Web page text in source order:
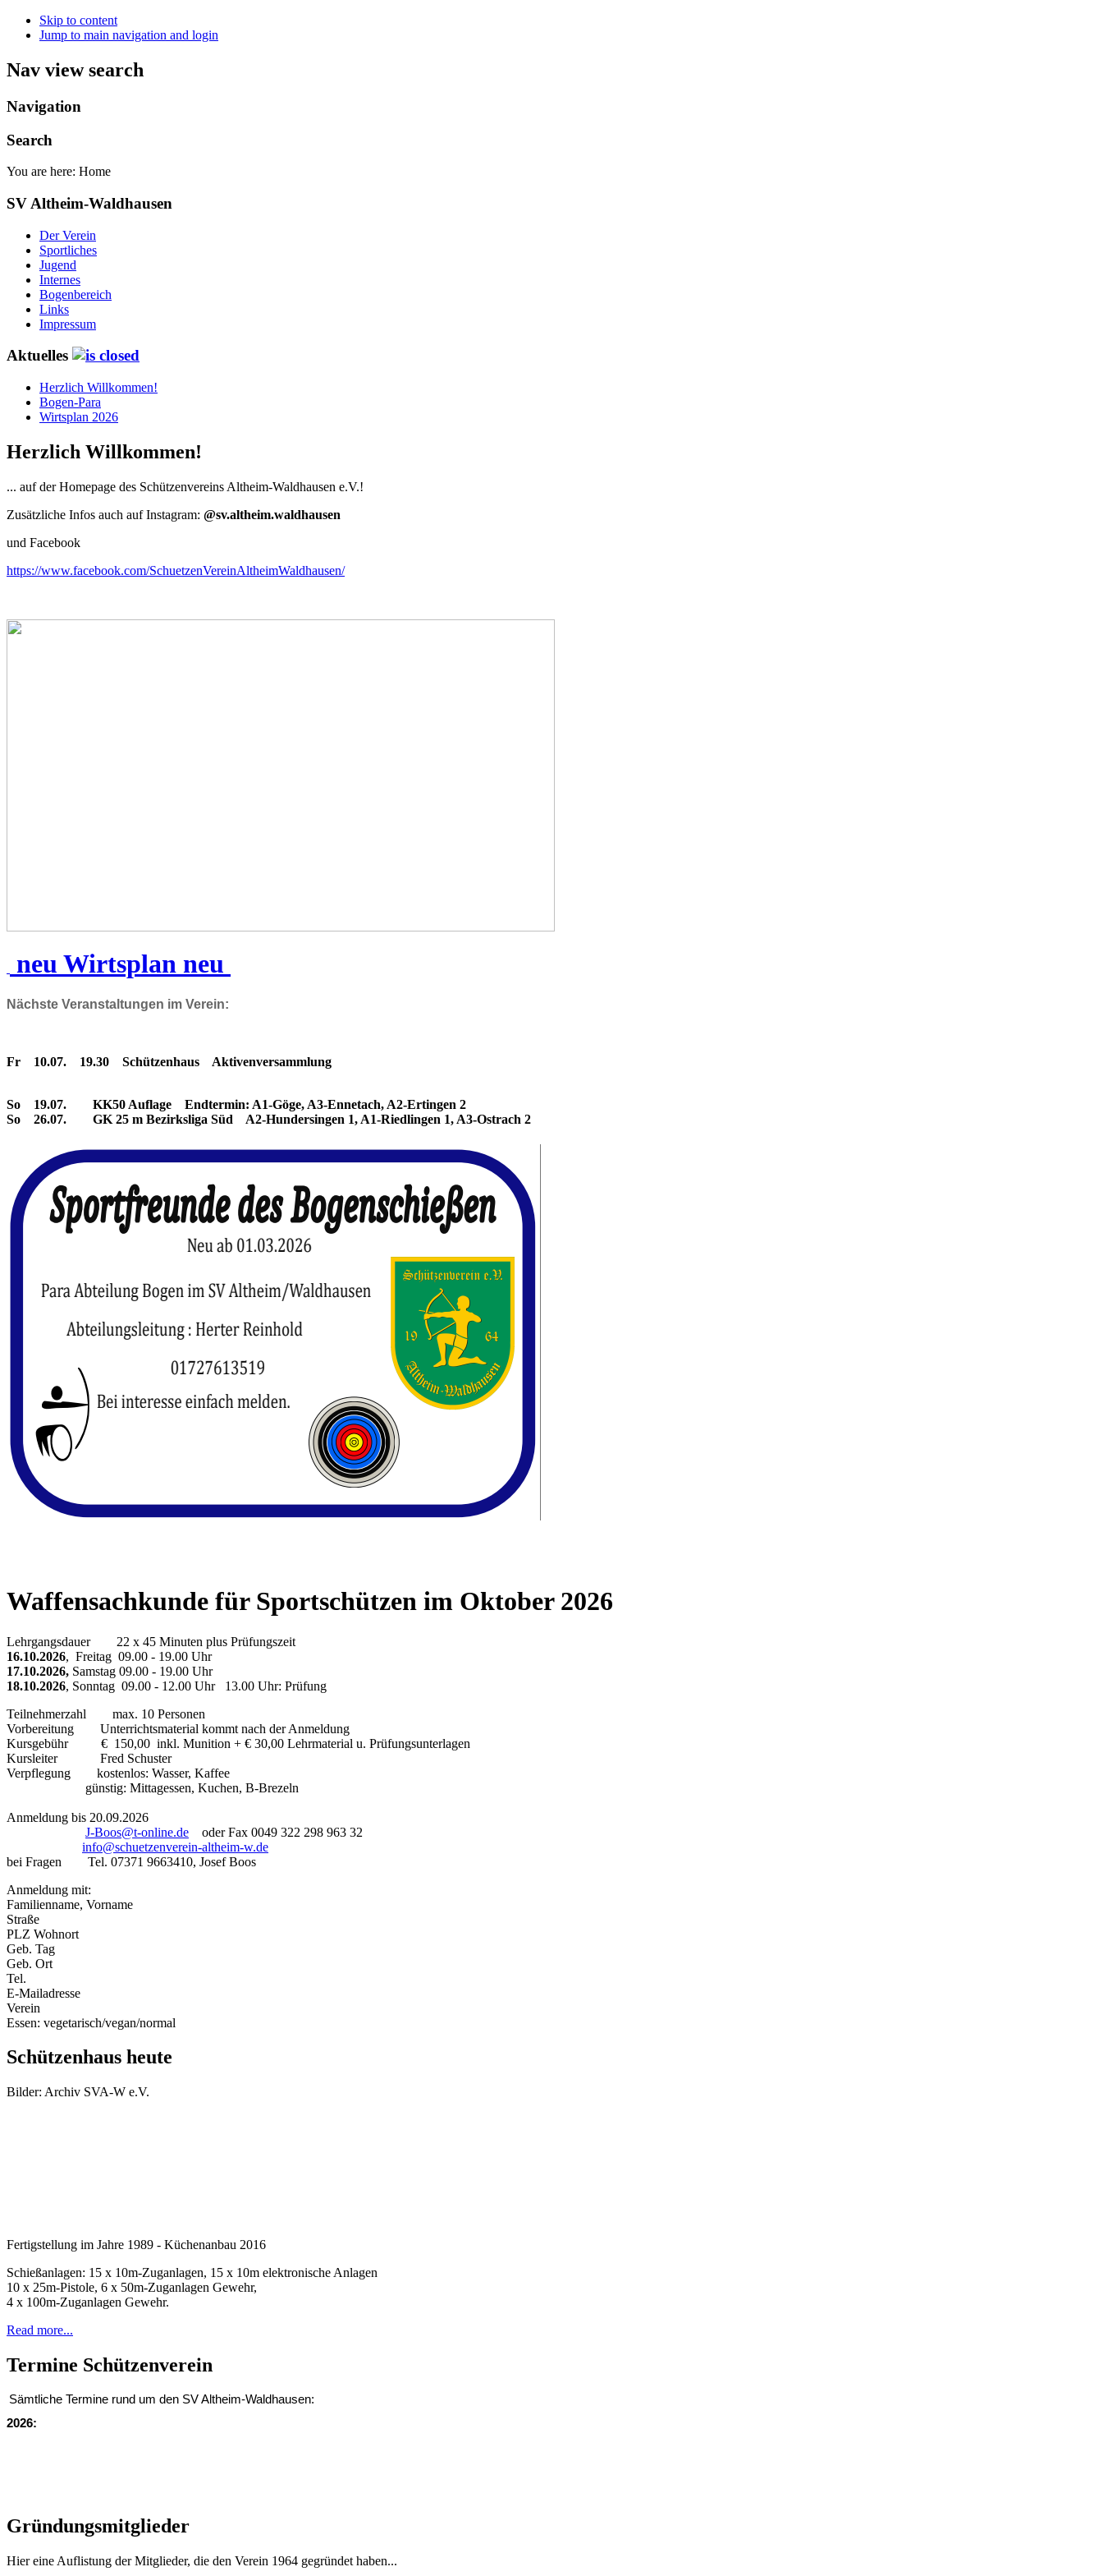
Skip to content
Jump to main navigation and login
Nav view search
Navigation
Search
You are here: Home
SV Altheim-Waldhausen
Der Verein
Sportliches
Jugend
Internes
Bogenbereich
Links
Impressum
Aktuelles
Herzlich Willkommen!
Bogen-Para
Wirtsplan 2026
Herzlich Willkommen!
... auf der Homepage des Schützenvereins Altheim-Waldhausen e.V.!
Zusätzliche Infos auch auf Instagram: @sv.altheim.waldhausen
und Facebook
https://www.facebook.com/SchuetzenVereinAltheimWaldhausen/
neu Wirtsplan neu
Nächste Veranstaltungen im Verein:
Fr 10.07. 19.30 Schützenhaus Aktivenversammlung
So 19.07. KK50 Auflage Endtermin: A1-Göge, A3-Ennetach, A2-Ertingen 2
So 26.07. GK 25 m Bezirksliga Süd A2-Hundersingen 1, A1-Riedlingen 1, A3-Ostrach 2
Waffensachkunde für Sportschützen im Oktober 2026
Lehrgangsdauer 22 x 45 Minuten plus Prüfungszeit
16.10.2026, Freitag 09.00 - 19.00 Uhr
17.10.2026, Samstag 09.00 - 19.00 Uhr
18.10.2026, Sonntag 09.00 - 12.00 Uhr 13.00 Uhr: Prüfung
Teilnehmerzahl max. 10 Personen
Vorbereitung Unterrichtsmaterial kommt nach der Anmeldung
Kursgebühr € 150,00 inkl. Munition + € 30,00 Lehrmaterial u. Prüfungsunterlagen
Kursleiter Fred Schuster
Verpflegung kostenlos: Wasser, Kaffee
günstig: Mittagessen, Kuchen, B-Brezeln
Anmeldung bis 20.09.2026
J-Boos@t-online.de oder Fax 0049 322 298 963 32
info@schuetzenverein-altheim-w.de
bei Fragen Tel. 07371 9663410, Josef Boos
Anmeldung mit:
Familienname, Vorname
Straße
PLZ Wohnort
Geb. Tag
Geb. Ort
Tel.
E-Mailadresse
Verein
Essen: vegetarisch/vegan/normal
Schützenhaus heute
Bilder: Archiv SVA-W e.V.
Fertigstellung im Jahre 1989 - Küchenanbau 2016
Schießanlagen: 15 x 10m-Zuganlagen, 15 x 10m elektronische Anlagen
10 x 25m-Pistole, 6 x 50m-Zuganlagen Gewehr,
4 x 100m-Zuganlagen Gewehr.
Read more...
Termine Schützenverein
Sämtliche Termine rund um den SV Altheim-Waldhausen:
2026:
Gründungsmitglieder
Hier eine Auflistung der Mitglieder, die den Verein 1964 gegründet haben...